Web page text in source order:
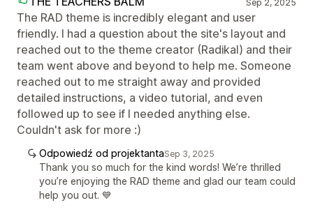
Sep 2, 2025
The RAD theme is incredibly elegant and user
friendly. I had a question about the site's layout and
reached out to the theme creator (Radikal) and their
team went above and beyond to help me. Someone
reached out to me straight away and provided
detailed instructions, a video tutorial, and even
followed up to see if I needed anything else.
Couldn't ask for more :)
Odpowiedź od projektantaSep 3, 2025
Thank you so much for the kind words! We’re thrilled
you’re enjoying the RAD theme and glad our team could
help you out. 💙